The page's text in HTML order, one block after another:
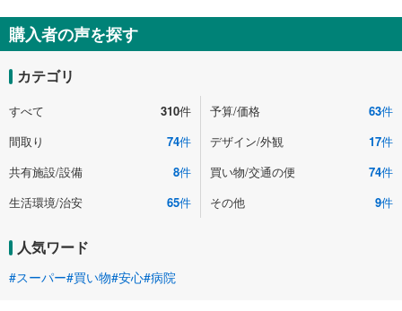
購入者の声を探す
カテゴリ
すべて 310件 予算/価格 63件
間取り
74件 デザイン/外観 17件
共有施設/設備
8件 買い物/交通の便 74件
生活環境/治安
65件 その他 9件
人気ワード
#スーパー#買い物#安心#病院